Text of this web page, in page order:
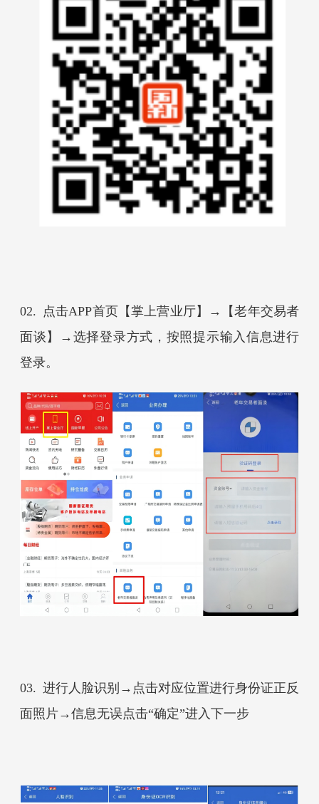
02. 点击APP首页【掌上营业厅】 → 【老年交易者
面谈 】 → 选择登录方式，按照提示输入信息进行
登录。
03. 进行人脸识别 → 点击对应位置进行身份证正反
面照片→信息无误点击“确定”进入下一步